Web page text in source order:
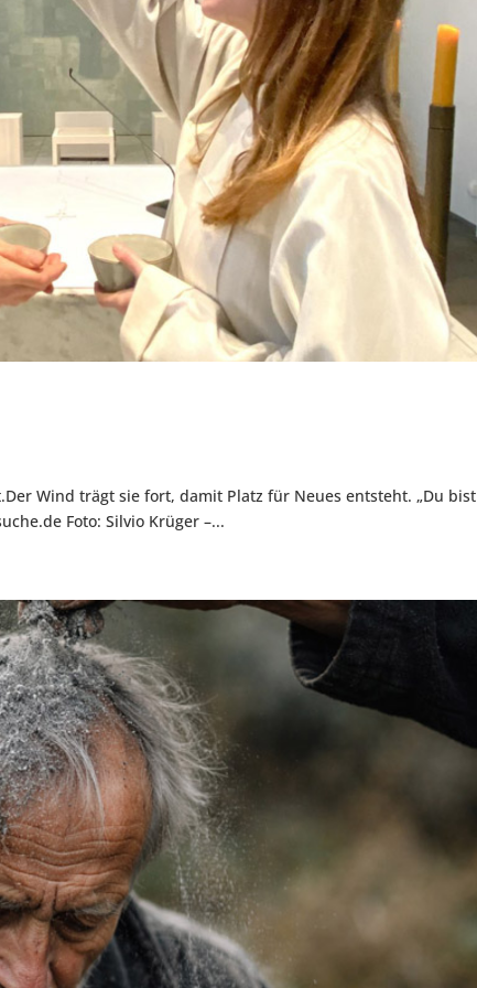
Wind trägt sie fort, damit Platz für Neues entsteht. „Du bist
Foto: Silvio Krüger –...